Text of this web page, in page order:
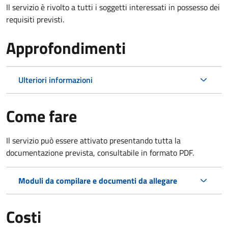
Il servizio è rivolto a tutti i soggetti interessati in possesso dei
requisiti previsti.
Approfondimenti
Ulteriori informazioni
Come fare
Il servizio può essere attivato presentando tutta la
documentazione prevista, consultabile in formato PDF.
Moduli da compilare e documenti da allegare
Costi